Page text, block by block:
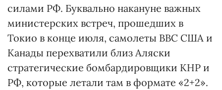
силами РФ. Буквально накануне важных
министерских встреч, прошедших в
Токио в конце июля, самолеты ВВС США и
Канады перехватили близ Аляски
стратегические бомбардировщики КНР и
РФ, которые летали там в формате «2+2».